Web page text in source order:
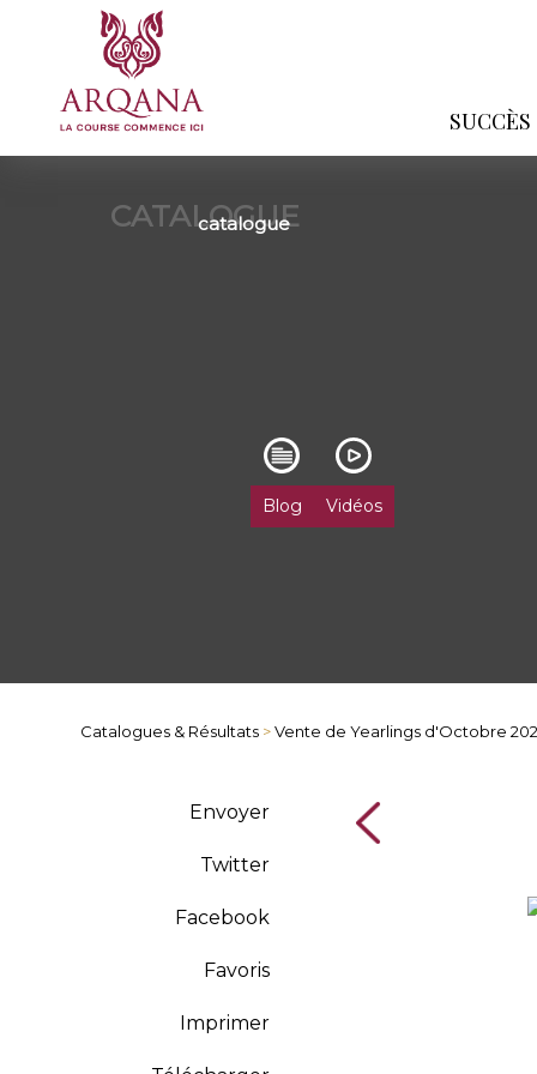
SUCCÈS
CATALOGUE
catalogue
Blog Vidéos
Catalogues & Résultats >Vente de Yearlings d'Octobre
Envoyer
Twitter
Facebook
Favoris
Imprimer